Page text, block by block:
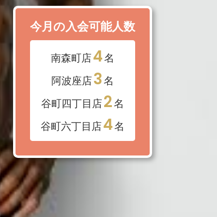
今月の入会可能人数
南森町店4名
阿波座店3名
谷町四丁目店2名
谷町六丁目店4名